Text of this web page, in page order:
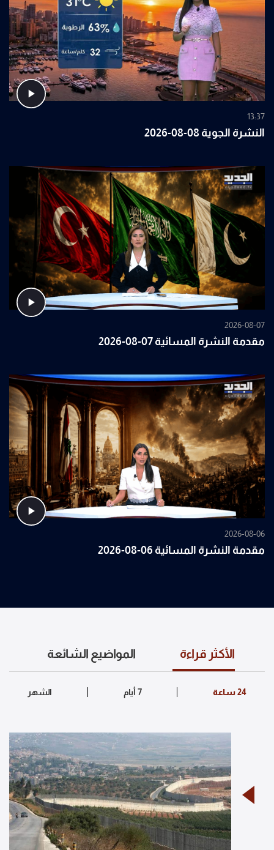
13:37
النشرة الجوية 08-08-2026
2026-08-07
مقدمة النشرة المسائية 07-08-2026
2026-08-06
مقدمة النشرة المسائية 06-08-2026
الأكثر قراءة المواضيع الشائعة